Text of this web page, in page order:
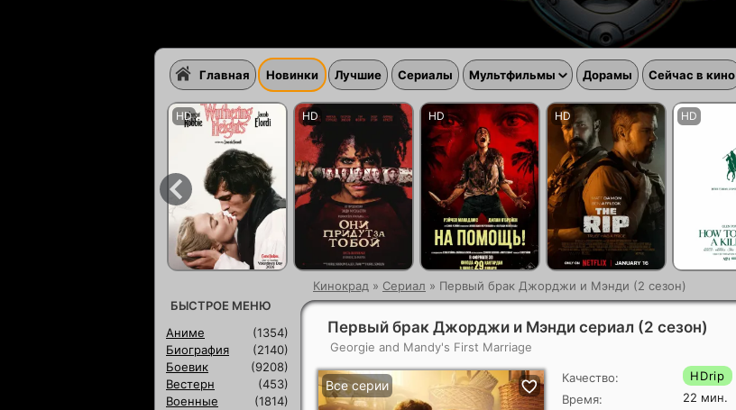
Кинокрад » Сериал » Первый брак Джорджи и Мэнди (2 сезон)
Первый брак Джорджи и Мэнди сериал (2 сезон)
Georgie and Mandy's First Marriage
Все серии Качество:
HDrip
Время:
22 мин.
БЫСТРОЕ МЕНЮ
Аниме
(1354)
Биография
(2140)
Боевик
(9208)
Вестерн
(453)
Военные
(1814)
Главная Новинки Лучшие Сериалы Мультфильмы Дорамы Сейчас в кино